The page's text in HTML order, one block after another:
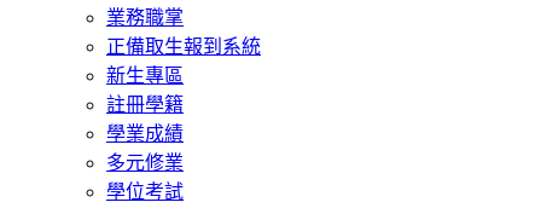
業務職掌
正備取生報到系統
新生專區
註冊學籍
學業成績
多元修業
學位考試